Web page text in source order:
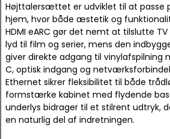
Højttalersættet er udviklet til at passe
hjem, hvor både æstetik og
HDMI eARC gør det nemt at tilslutte
lyd til film og serier, mens den
giver direkte adgang til vinylafspilning
C, optisk indgang og
Ethernet sikrer fleksibilitet til både
formstærke kabinet med flydende
underlys bidrager til et stilrent udtryk,
en naturlig del af indretningen.